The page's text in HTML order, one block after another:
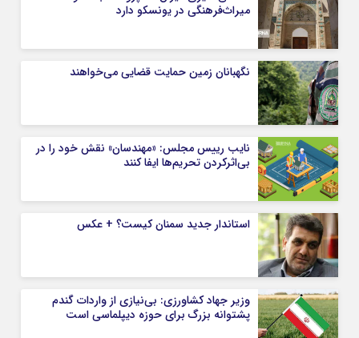
میراث‌فرهنگی در یونسکو دارد
نگهبانان زمین حمایت قضایی می‌خواهند
نایب رییس مجلس: «مهندسان» نقش خود را در
بی‌اثرکردن تحریم‌ها ایفا کنند
استاندار جدید سمنان کیست؟ + عکس
وزیر جهاد کشاورزی: بی‌نیازی از واردات گندم
پشتوانه بزرگ برای حوزه دیپلماسی است